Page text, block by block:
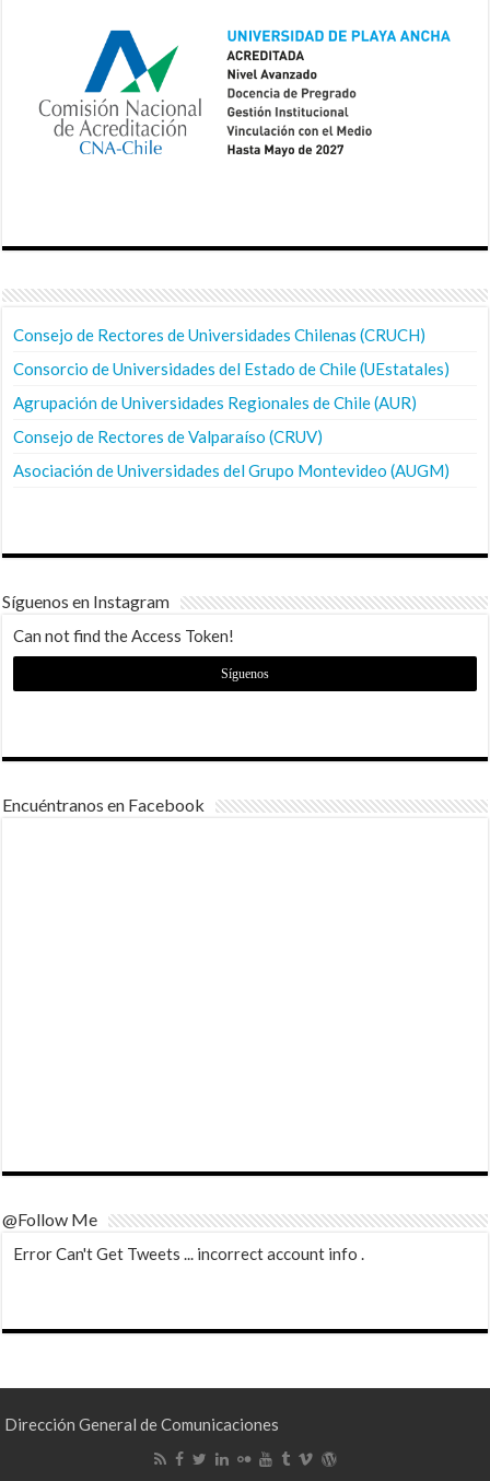
Consejo de Rectores de Universidades Chilenas (CRUCH)
Consorcio de Universidades del Estado de Chile (UEstatales)
Agrupación de Universidades Regionales de Chile (AUR)
Consejo de Rectores de Valparaíso (CRUV)
Asociación de Universidades del Grupo Montevideo (AUGM)
Síguenos en Instagram
Can not find the Access Token!
Síguenos
Encuéntranos en Facebook
@Follow Me
Error Can't Get Tweets ... incorrect account info .
Dirección General de Comunicaciones